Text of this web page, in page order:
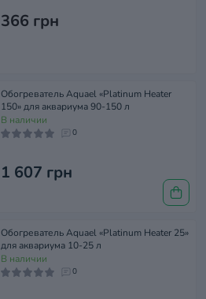
366 грн
Обогреватель Aquael «Platinum Heater
150» для аквариума 90-150 л
В наличии
0
1 607 грн
Обогреватель Aquael «Platinum Heater 25»
для аквариума 10-25 л
В наличии
0